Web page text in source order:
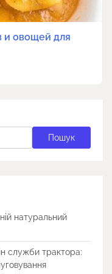
и овощей для
Пошук
натуральний
служби трактора: